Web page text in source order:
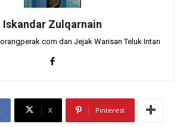
Iskandar Zulqarnain
dan Jejak Warisan Teluk Intan
X Pinterest